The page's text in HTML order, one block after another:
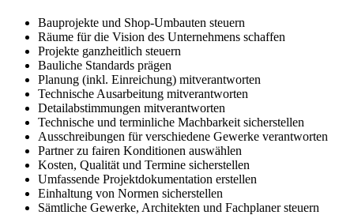
Bauprojekte und Shop-Umbauten steuern
Räume für die Vision des Unternehmens schaffen
Projekte ganzheitlich steuern
Bauliche Standards prägen
Planung (inkl. Einreichung) mitverantworten
Technische Ausarbeitung mitverantworten
Detailabstimmungen mitverantworten
Technische und terminliche Machbarkeit sicherstellen
Ausschreibungen für verschiedene Gewerke verantworten
Partner zu fairen Konditionen auswählen
Kosten, Qualität und Termine sicherstellen
Umfassende Projektdokumentation erstellen
Einhaltung von Normen sicherstellen
Sämtliche Gewerke, Architekten und Fachplaner steuern